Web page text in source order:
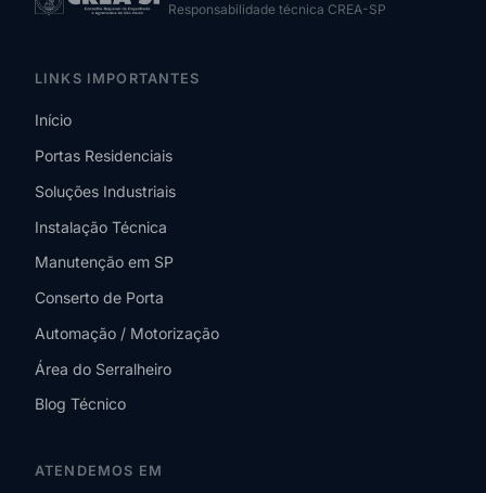
Responsabilidade técnica CREA-SP
LINKS IMPORTANTES
Início
Portas Residenciais
Soluções Industriais
Instalação Técnica
Manutenção em SP
Conserto de Porta
Automação / Motorização
Área do Serralheiro
Blog Técnico
ATENDEMOS EM